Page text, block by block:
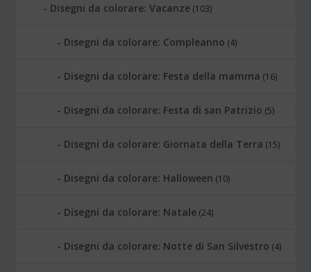
Disegni da colorare: Vacanze (103)
Disegni da colorare: Compleanno (4)
Disegni da colorare: Festa della mamma (16)
Disegni da colorare: Festa di san Patrizio (5)
Disegni da colorare: Giornata della Terra (15)
Disegni da colorare: Halloween (10)
Disegni da colorare: Natale (24)
Disegni da colorare: Notte di San Silvestro (4)